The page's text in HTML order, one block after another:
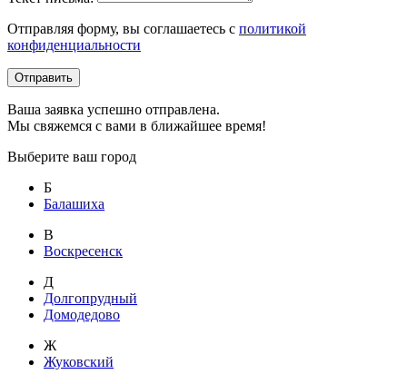
Отправляя форму, вы соглашаетесь с политикой
конфиденциальности
Отправить
Ваша заявка успешно отправлена.
Мы свяжемся с вами в ближайшее время!
Выберите ваш город
Б
Балашиха
В
Воскресенск
Д
Долгопрудный
Домодедово
Ж
Жуковский